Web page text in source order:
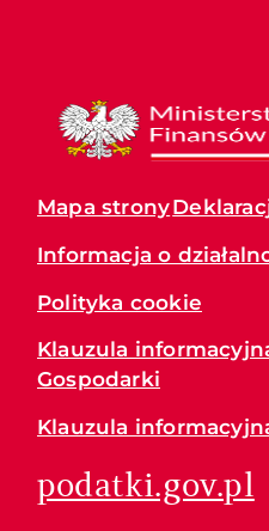
Mapa strony
Informacja o
Polityka cookie
Klauzula
Gospodarki
Klauzula
podatki.gov.pl